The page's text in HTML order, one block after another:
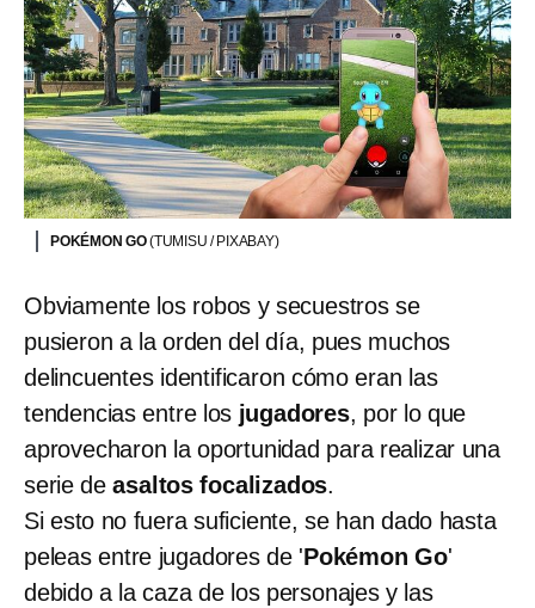
POKÉMON GO(TUMISU / PIXABAY)
Obviamente los robos y secuestros se
pusieron a la orden del día, pues muchos
delincuentes identificaron cómo eran las
tendencias entre los jugadores, por lo que
aprovecharon la oportunidad para realizar una
serie deasaltos focalizados.
Si esto no fuera suficiente, se han dado hasta
peleas entre jugadores de 'Pokémon Go'
debido a la caza de los personajes y las